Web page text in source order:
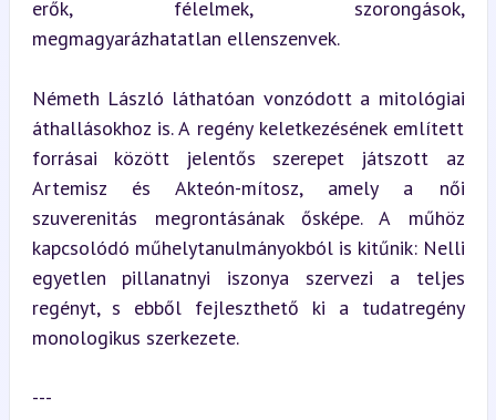
erők, félelmek, szorongások,
megmagyarázhatatlan ellenszenvek.
Németh László láthatóan vonzódott a mitológiai
áthallásokhoz is. A regény keletkezésének említett
forrásai között jelentős szerepet játszott az
Artemisz és Akteón-mítosz, amely a női
szuverenitás megrontásának ősképe. A műhöz
kapcsolódó műhelytanulmányokból is kitűnik: Nelli
egyetlen pillanatnyi iszonya szervezi a teljes
regényt, s ebből fejleszthető ki a tudatregény
monologikus szerkezete.
---